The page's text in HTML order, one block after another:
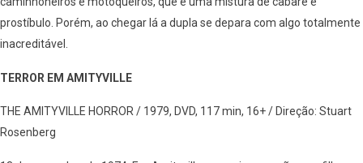
prostíbulo. Porém, ao chegar lá a dupla se depara com algo totalmente
inacreditável.
TERROR EM AMITYVILLE
THE AMITYVILLE HORROR / 1979, DVD, 117 min, 16+ / Direção: Stuart
Rosenberg